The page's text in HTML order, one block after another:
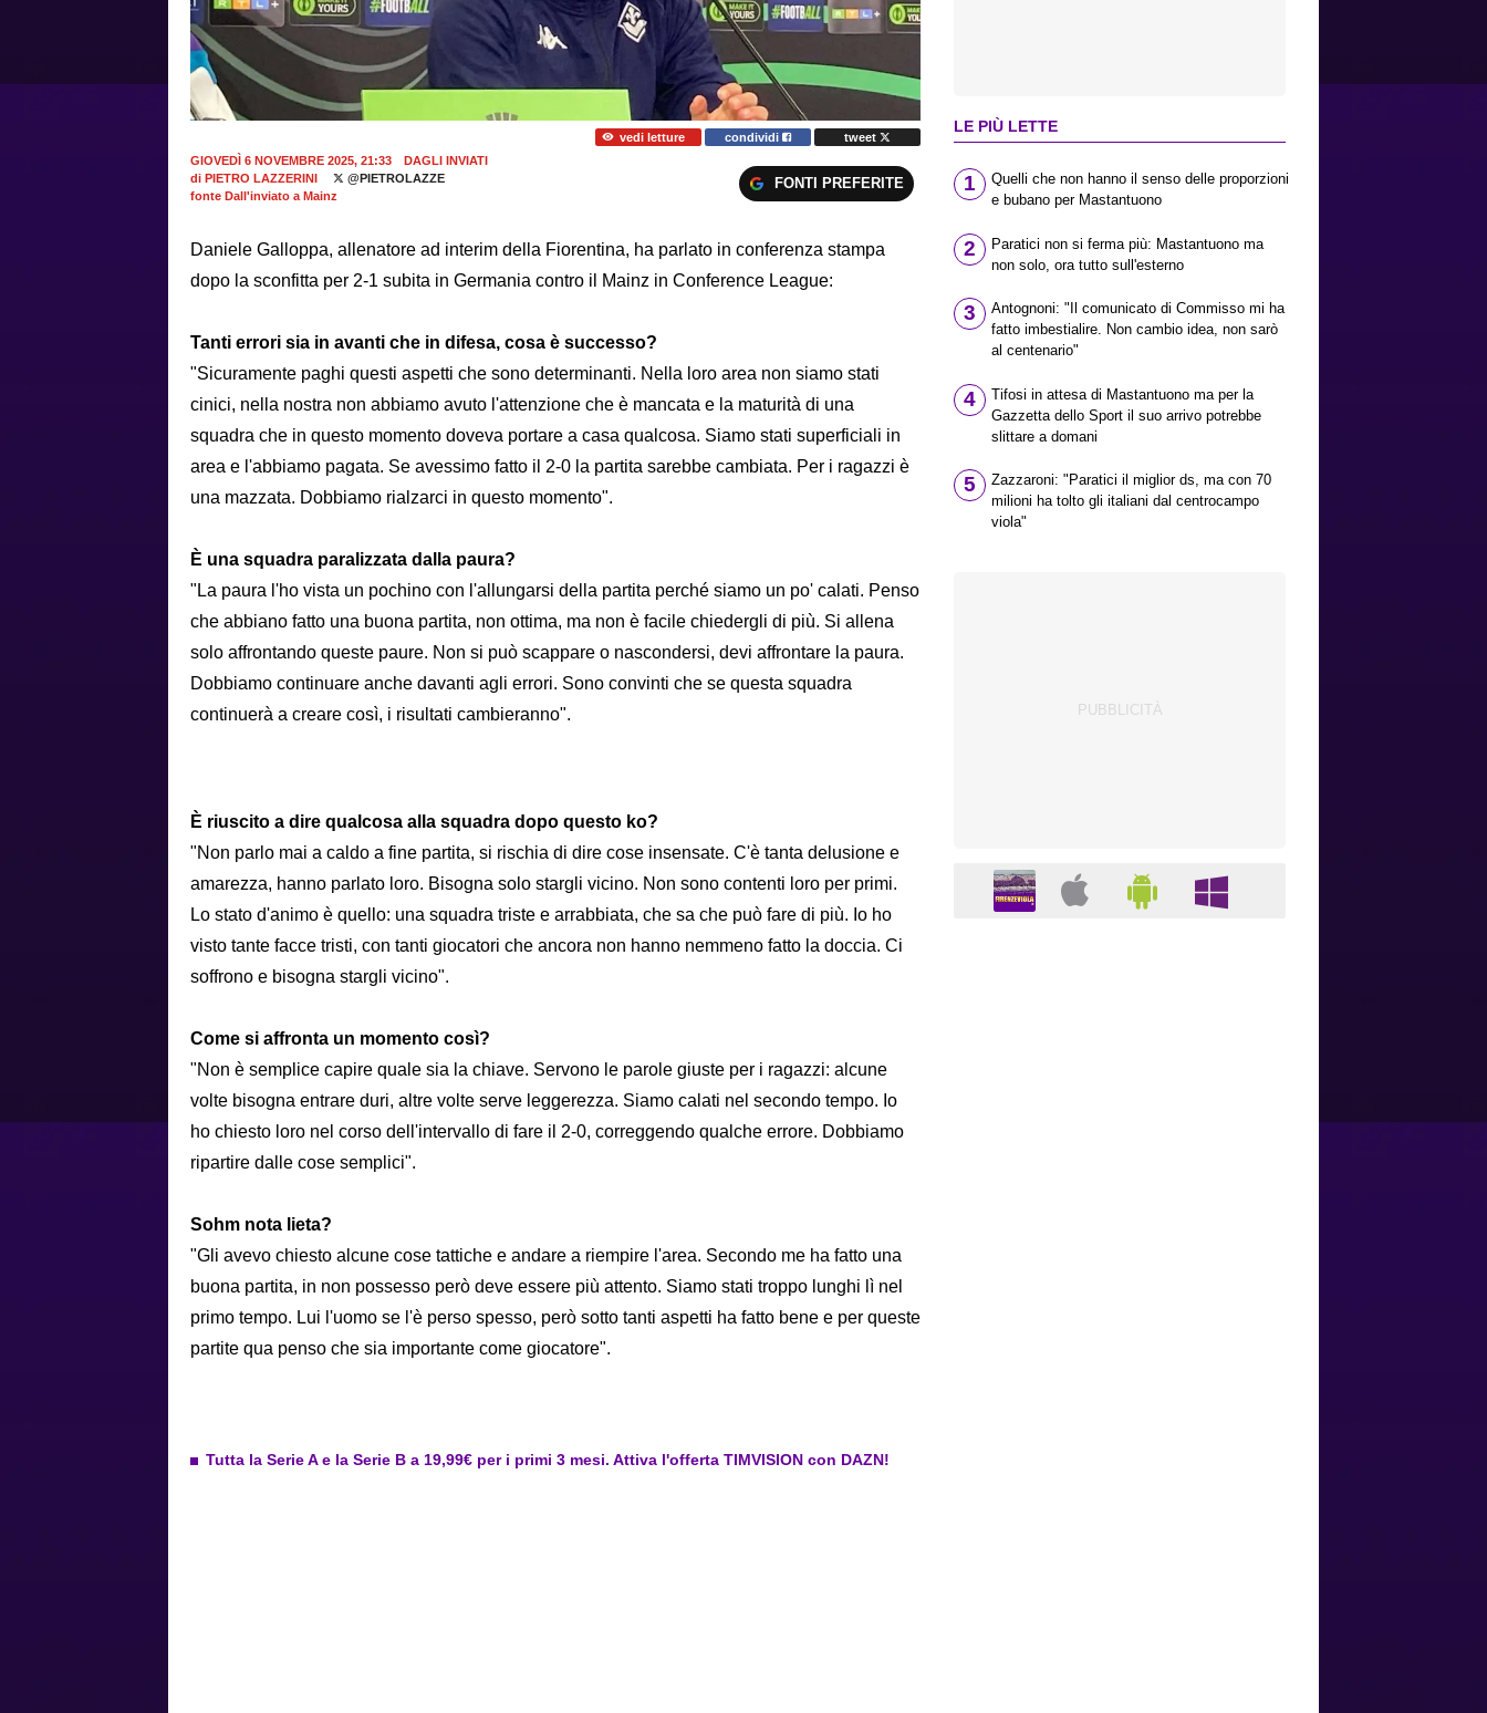
vedi letture condividi
tweet
GIOVEDÌ 6 NOVEMBRE 2025, 21:33
DAGLI INVIATI
di PIETRO LAZZERINI
@PIETROLAZZE
fonte Dall'inviato a Mainz
FONTI PREFERITE
Daniele Galloppa, allenatore ad interim della Fiorentina, ha parlato in conferenza stampa
dopo la sconfitta per 2-1 subita in Germania contro il Mainz in Conference League:
Tanti errori sia in avanti che in difesa, cosa è successo?
"Sicuramente paghi questi aspetti che sono determinanti. Nella loro area non siamo stati
cinici, nella nostra non abbiamo avuto l'attenzione che è mancata e la maturità di una
squadra che in questo momento doveva portare a casa qualcosa. Siamo stati superficiali in
area e l'abbiamo pagata. Se avessimo fatto il 2-0 la partita sarebbe cambiata. Per i ragazzi è
una mazzata. Dobbiamo rialzarci in questo momento".
È una squadra paralizzata dalla paura?
"La paura l'ho vista un pochino con l'allungarsi della partita perché siamo un po' calati. Penso
che abbiano fatto una buona partita, non ottima, ma non è facile chiedergli di più. Si allena
solo affrontando queste paure. Non si può scappare o nascondersi, devi affrontare la paura.
Dobbiamo continuare anche davanti agli errori. Sono convinti che se questa squadra
continuerà a creare così, i risultati cambieranno".
È riuscito a dire qualcosa alla squadra dopo questo ko?
"Non parlo mai a caldo a fine partita, si rischia di dire cose insensate. C'è tanta delusione e
amarezza, hanno parlato loro. Bisogna solo stargli vicino. Non sono contenti loro per primi.
Lo stato d'animo è quello: una squadra triste e arrabbiata, che sa che può fare di più. Io ho
visto tante facce tristi, con tanti giocatori che ancora non hanno nemmeno fatto la doccia. Ci
soffrono e bisogna stargli vicino".
Come si affronta un momento così?
"Non è semplice capire quale sia la chiave. Servono le parole giuste per i ragazzi: alcune
volte bisogna entrare duri, altre volte serve leggerezza. Siamo calati nel secondo tempo. Io
ho chiesto loro nel corso dell'intervallo di fare il 2-0, correggendo qualche errore. Dobbiamo
ripartire dalle cose semplici".
Sohm nota lieta?
"Gli avevo chiesto alcune cose tattiche e andare a riempire l'area. Secondo me ha fatto una
buona partita, in non possesso però deve essere più attento. Siamo stati troppo lunghi lì nel
primo tempo. Lui l'uomo se l'è perso spesso, però sotto tanti aspetti ha fatto bene e per queste
partite qua penso che sia importante come giocatore".
Tutta la Serie A e la Serie B a 19,99€ per i primi 3 mesi. Attiva l'offerta TIMVISION con DAZN!
LE PIÙ LETTE
1
Quelli che non hanno il senso delle proporzioni
e bubano per Mastantuono
2
Paratici non si ferma più: Mastantuono ma
non solo, ora tutto sull'esterno
3
Antognoni: "Il comunicato di Commisso mi ha
fatto imbestialire. Non cambio idea, non sarò
al centenario"
4
Tifosi in attesa di Mastantuono ma per la
Gazzetta dello Sport il suo arrivo potrebbe
slittare a domani
5
Zazzaroni: "Paratici il miglior ds, ma con 70
milioni ha tolto gli italiani dal centrocampo
viola"